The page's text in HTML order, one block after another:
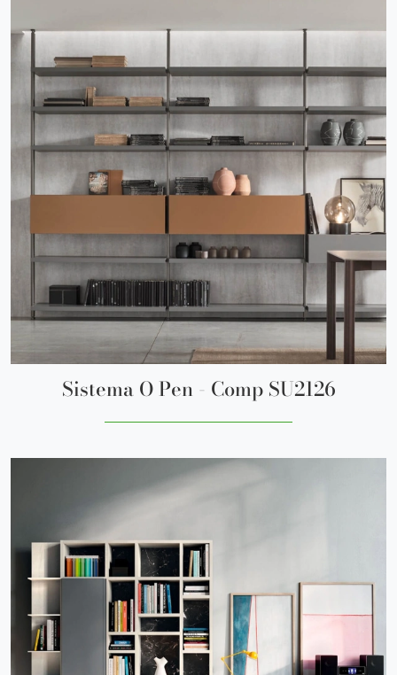
Sistema O Pen - Comp SU2126